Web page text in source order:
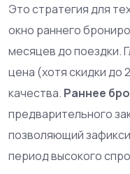
Это стратегия для
окно раннего
месяцев до поездки.
цена (хотя скидки до
качества. Раннее
предварительного
позволяющий
период высокого